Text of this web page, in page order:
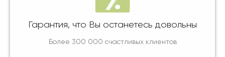
Гарантия, что Вы останетесь довольны
Более 300 000 счастливых клиентов